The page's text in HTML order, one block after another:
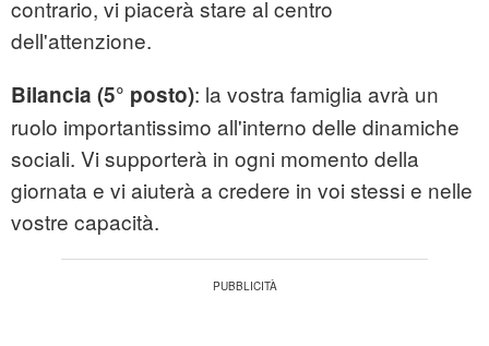
contrario, vi piacerà stare al centro
dell'attenzione.
Bilancia (5° posto): la vostra famiglia avrà un
ruolo importantissimo all'interno delle dinamiche
sociali. Vi supporterà in ogni momento della
giornata e vi aiuterà a credere in voi stessi e nelle
vostre capacità.